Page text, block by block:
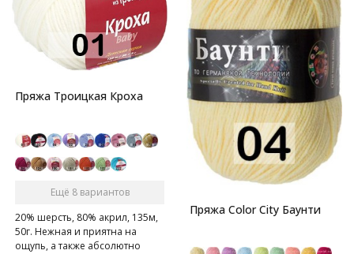
Пряжа Троицкая Кроха
Ещё 8 вариантов
20% шерсть, 80% акрил, 135м,
50г. Нежная и приятна на
ощупь, а также абсолютно
Пряжа Color City Баунти